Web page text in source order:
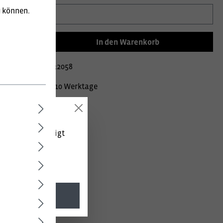
In den Warenkorb
02000211532058
Lieferzeit ca. 10 Werktage
(netto) angezeigt